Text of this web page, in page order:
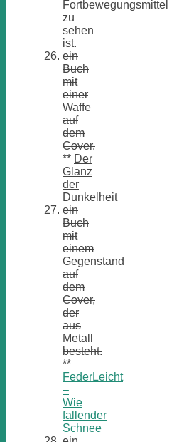
Fortbewegungsmittel
zu
sehen
ist.
ein
Buch
mit
einer
Waffe
auf
dem
Cover.
** Der
Glanz
der
Dunkelheit
ein
Buch
mit
einem
Gegenstand
auf
dem
Cover,
der
aus
Metall
besteht.
**
FederLeicht
–
Wie
fallender
Schnee